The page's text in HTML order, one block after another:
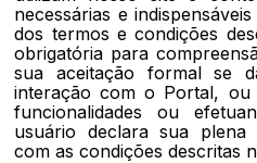
necessárias e
dos termos e condições
obrigatória para
sua aceitação formal se
interação com o Portal, ou
funcionalidades ou
usuário declara sua
com as condições descritas